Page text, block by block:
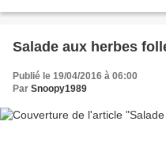
Salade aux herbes
Publié le 19/04/2016 à 06:00
Par Snoopy1989